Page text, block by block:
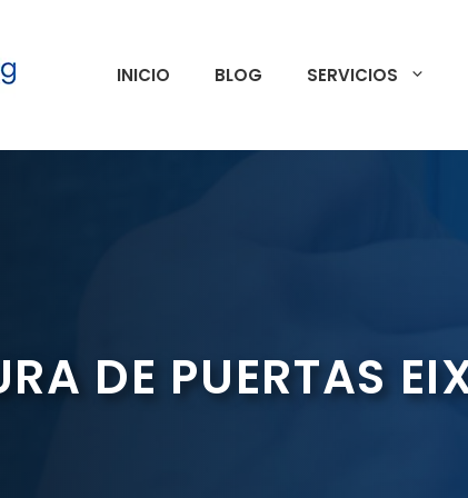
INICIO BLOG SERVICIOS
DE PUERTAS